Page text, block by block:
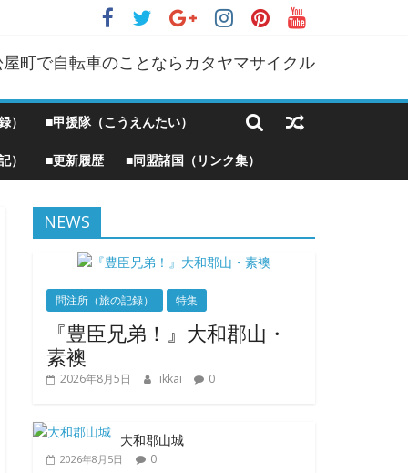
町で自転車のことならカタヤマサイクル
） ■甲援隊（こうえんたい）
） ■更新履歴 ■同盟諸国（リンク集）
NEWS
問注所（旅の記録） 特集
『豊臣兄弟！』大和郡山・
素襖
2026年8月5日 ikkai 0
大和郡山城
2026年8月5日 0